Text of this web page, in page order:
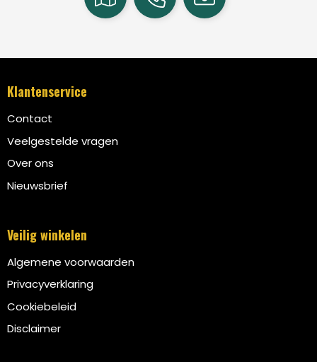
Klantenservice
Contact
Veelgestelde vragen
Over ons
Nieuwsbrief
Veilig winkelen
Algemene voorwaarden
Privacyverklaring
Cookiebeleid
Disclaimer